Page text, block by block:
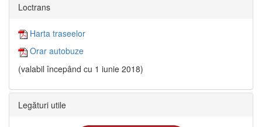
Loctrans
Harta traseelor
Orar autobuze
(valabil începând cu 1 iunie 2018)
Legături utile